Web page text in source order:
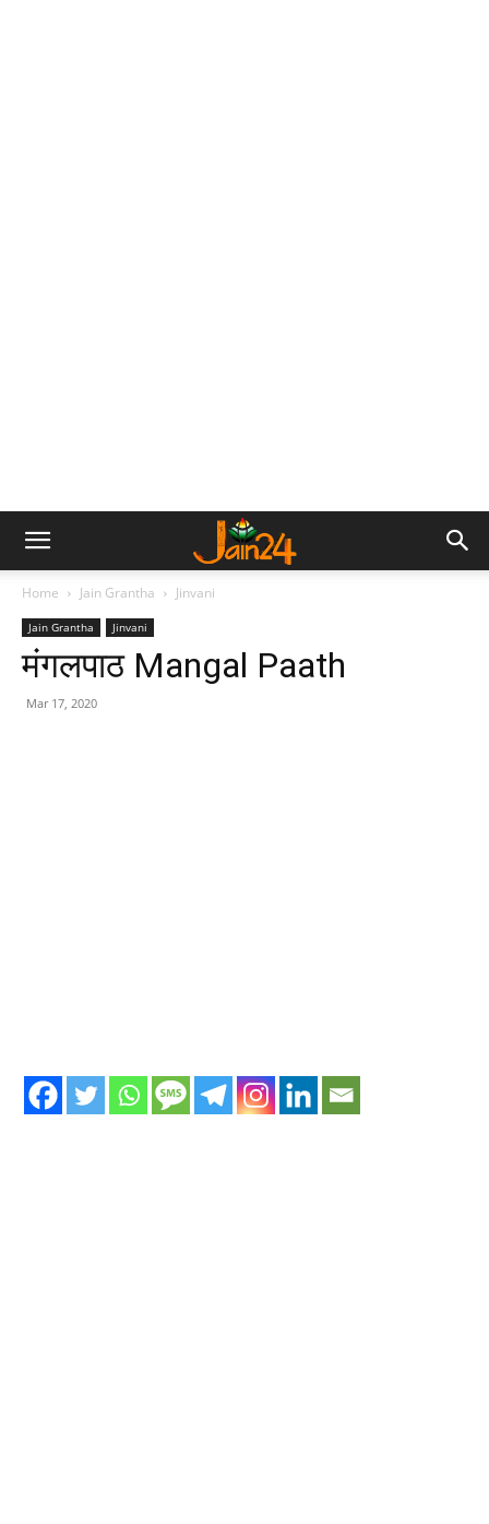
Home Jain Grantha Jinvani
Jain Grantha Jinvani
मंगलपाठ Mangal Paath
Mar 17, 2020